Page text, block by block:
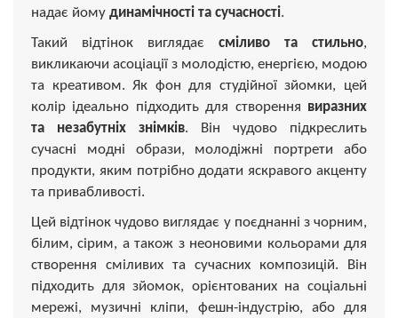
надає йому динамічності та сучасності.
Такий відтінок виглядає сміливо та стильно,
викликаючи асоціації з молодістю, енергією, модою
та креативом. Як фон для студійної зйомки, цей
колір ідеально підходить для створення виразних
та незабутніх знімків. Він чудово підкреслить
сучасні модні образи, молодіжні портрети або
продукти, яким потрібно додати яскравого акценту
та привабливості.
Цей відтінок чудово виглядає у поєднанні з чорним,
білим, сірим, а також з неоновими кольорами для
створення сміливих та сучасних композицій. Він
підходить для зйомок, орієнтованих на соціальні
мережі, музичні кліпи, фешн-індустрію, або для